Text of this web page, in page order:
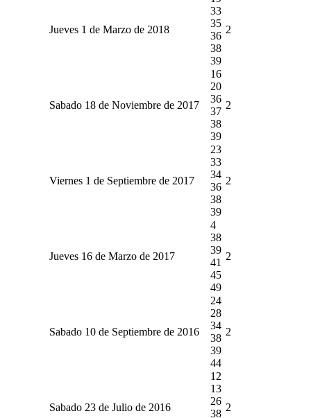
Jueves 1 de Marzo de 2018
33
35
36
38
39
2
Sabado 18 de Noviembre de 2017
16
20
36
37
38
39
2
Viernes 1 de Septiembre de 2017
23
33
34
36
38
39
2
Jueves 16 de Marzo de 2017
4
38
39
41
45
49
2
Sabado 10 de Septiembre de 2016
24
28
34
38
39
44
2
Sabado 23 de Julio de 2016
12
13
26
38
2